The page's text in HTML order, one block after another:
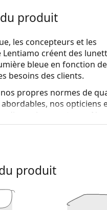
produit
les concepteurs et les
créent des
bleue en fonction
besoins des clients.
propres normes de
nos opticiens
sur les montures.
légersqui permettent à
confortablement à
bleue jusqu'à 420 nm,
à la poussière et aux
produit